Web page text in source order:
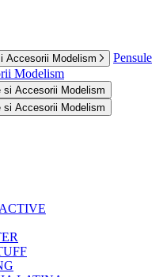
Accesorii Modelism
Pensule
Modelism
si Accesorii Modelism
si Accesorii Modelism